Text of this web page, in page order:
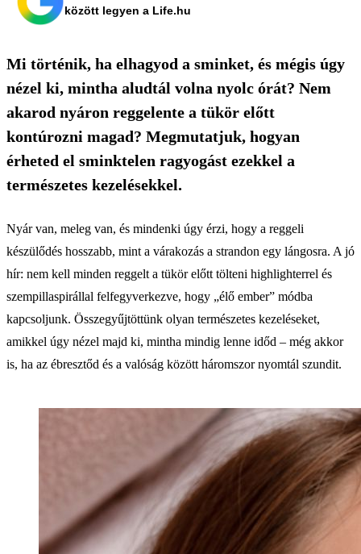
között legyen a Life.hu
Mi történik, ha elhagyod a sminket, és mégis úgy
nézel ki, mintha aludtál volna nyolc órát? Nem
akarod nyáron reggelente a tükör előtt
kontúrozni magad? Megmutatjuk, hogyan
érheted el sminktelen ragyogást ezekkel a
természetes kezelésekkel.
Nyár van, meleg van, és mindenki úgy érzi, hogy a reggeli
készülődés hosszabb, mint a várakozás a strandon egy lángosra. A jó
hír: nem kell minden reggelt a tükör előtt tölteni highlighterrel és
szempillaspirállal felfegyverkezve, hogy „élő ember” módba
kapcsoljunk. Összegyűjtöttünk olyan természetes kezeléseket,
amikkel úgy nézel majd ki, mintha mindig lenne időd – még akkor
is, ha az ébresztőd és a valóság között háromszor nyomtál szundit.